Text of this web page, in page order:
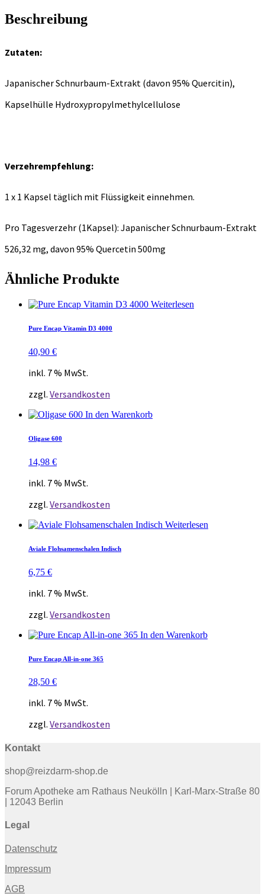
Beschreibung
Zutaten:
Japanischer Schnurbaum-Extrakt (davon 95% Quercitin),
Kapselhülle Hydroxypropylmethylcellulose
Verzehrempfehlung:
1 x 1 Kapsel täglich mit Flüssigkeit einnehmen.
Pro Tagesverzehr (1Kapsel): Japanischer Schnurbaum-Extrakt
526,32 mg, davon 95% Quercetin 500mg
Ähnliche Produkte
Weiterlesen
Pure Encap Vitamin D3 4000
40,90 €
inkl. 7 % MwSt.
zzgl. Versandkosten
In den Warenkorb
Oligase 600
14,98 €
inkl. 7 % MwSt.
zzgl. Versandkosten
Weiterlesen
Aviale Flohsamenschalen Indisch
6,75 €
inkl. 7 % MwSt.
zzgl. Versandkosten
In den Warenkorb
Pure Encap All-in-one 365
28,50 €
inkl. 7 % MwSt.
zzgl. Versandkosten
Kontakt
shop@reizdarm-shop.de
Forum Apotheke am Rathaus Neukölln | Karl-Marx-Straße 80
| 12043 Berlin
Legal
Datenschutz
Impressum
AGB